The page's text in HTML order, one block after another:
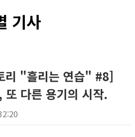
기사
리 "흘리는 연습" #8]
또 다른 용기의 시작.